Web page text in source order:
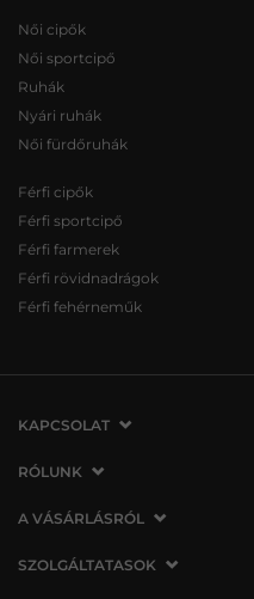
Női cipők
Női sportcipő
Ruhák
Nyári ruhák
Női fürdőruhák
Férfi cipők
Férfi sportcipő
Férfi farmerek
Férfi rövidnadrágok
Férfi fehérneműk
KAPCSOLAT
VERMONT Services Slovakia s. r. o.
821 07 Bratislava
Szlovákia
RÓLUNK
Cégünkről
Üzleteink
A VÁSÁRLÁSRÓL
A vásárlás menete
SZOLGÁLTATASOK